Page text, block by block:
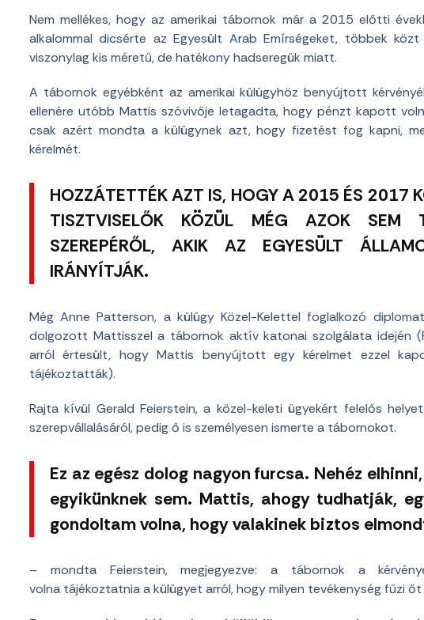
Nem mellékes, hogy az amerikai tábornok már a 2015 előtti
alkalommal dicsérte az Egyesült Arab Emírségeket, többek
viszonylag kis méretű, de hatékony hadseregük miatt.
A tábornok egyébként az amerikai külügyhöz benyújtott
ellenére utóbb Mattis szóvivője letagadta, hogy pénzt kapott
csak azért mondta a külügynek azt, hogy fizetést fog kapni,
kérelmét.
HOZZÁTETTÉK AZT IS, HOGY A 2015 ÉS 2017
TISZTVISELŐK KÖZÜL MÉG AZOK SEM
SZEREPÉRŐL, AKIK AZ EGYESÜLT
IRÁNYÍTJÁK.
Még Anne Patterson, a külügy Közel-Kelettel foglalkozó
dolgozott Mattisszel a tábornok aktív katonai szolgálata idején
arról értesült, hogy Mattis benyújtott egy kérelmet ezzel
tájékoztatták).
Rajta kívül Gerald Feierstein, a közel-keleti ügyekért felelős
szerepvállalásáról, pedig ő is személyesen ismerte a tábornokot.
Ez az egész dolog nagyon furcsa. Nehéz
egyikünknek sem. Mattis, ahogy tudhatják,
gondoltam volna, hogy valakinek biztos
– mondta Feierstein, megjegyezve: a tábornok a
volna tájékoztatnia a külügyet arról, hogy milyen tevékenység fűzi